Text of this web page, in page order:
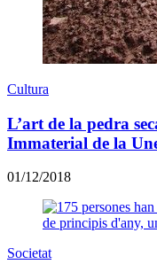
Cultura
L’art de la pedra
Immaterial de la
01/12/2018
Societat